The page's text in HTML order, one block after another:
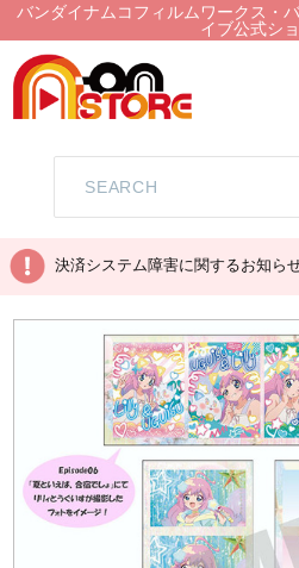
バンダイナムコフィルムワークス・
イブ公式シ
決済システム障害に関するお知ら